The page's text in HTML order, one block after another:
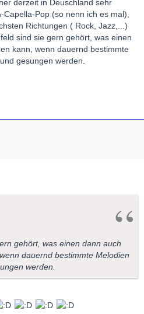
derzeit in Deuschland sehr
Capella-Pop (so nenn ich es mal),
Richtungen ( Rock, Jazz,...)
sind sie gern gehört, was einen
kann, wenn dauernd bestimmte
gesungen werden.
gehört, was einen dann auch
dauernd bestimmte Melodien
werden.